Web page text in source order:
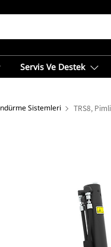
Servis Ve Destek
Sistemleri TRS8,